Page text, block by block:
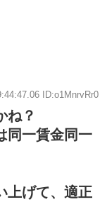
ID:o1MnrvRr0
ね？
同一賃金同一
上げて、適正